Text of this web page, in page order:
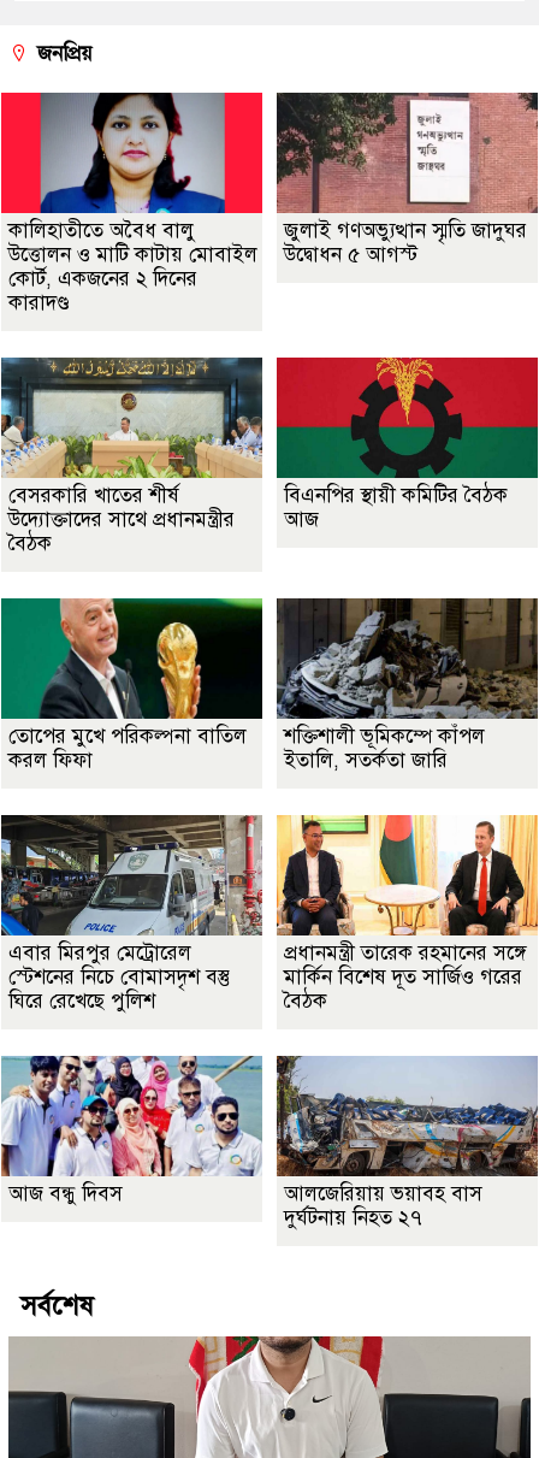
জনপ্রিয়
কালিহাতীতে অবৈধ বালু
উত্তোলন ও মাটি কাটায় মোবাইল
কোর্ট, একজনের ২ দিনের
কারাদণ্ড
জুলাই গণঅভ্যুত্থান স্মৃতি জাদুঘর
উদ্বোধন ৫ আগস্ট
বেসরকারি খাতের শীর্ষ
উদ্যোক্তাদের সাথে প্রধানমন্ত্রীর
বৈঠক
বিএনপির স্থায়ী কমিটির বৈঠক
আজ
তোপের মুখে পরিকল্পনা বাতিল
করল ফিফা
শক্তিশালী ভূমিকম্পে কাঁপল
ইতালি, সতর্কতা জারি
এবার মিরপুর মেট্রোরেল
স্টেশনের নিচে বোমাসদৃশ বস্তু
ঘিরে রেখেছে পুলিশ
প্রধানমন্ত্রী তারেক রহমানের সঙ্গে
মার্কিন বিশেষ দূত সার্জিও গরের
বৈঠক
আজ বন্ধু দিবস
আলজেরিয়ায় ভয়াবহ বাস
দুর্ঘটনায় নিহত ২৭
সর্বশেষ